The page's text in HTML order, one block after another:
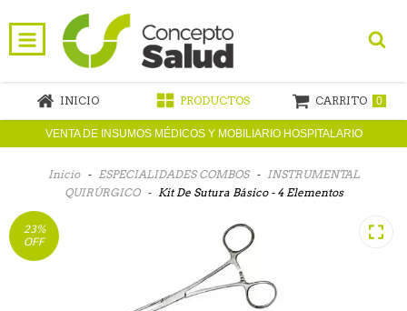
INICIO PRODUCTOS CARRITO 0
VENTA DE INSUMOS MÉDICOS Y MOBILIARIO HOSPITALARIO
Inicio - ESPECIALIDADES COMBOS -
INSTRUMENTAL
QUIRÚRGICO
- Kit De Sutura Básico - 4 Elementos
23%
OFF